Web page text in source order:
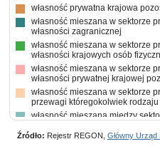
własność prywatna krajowa
własność mieszana w sektorze
własności zagranicznej
własność mieszana w sektorze
własności krajowych osób
własność mieszana w sektorze
własności prywatnej krajowej
własność mieszana w sektorze
przewagi któregokolwiek rodzaju
własność mieszana między
własności prywatnej krajowej
Źródło: Rejestr REGON, Główny